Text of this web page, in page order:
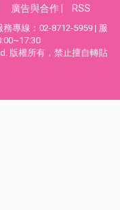
廣告與合作 RSS
專線：02-8712-5959 | 服
版權所有，禁止擅自轉貼